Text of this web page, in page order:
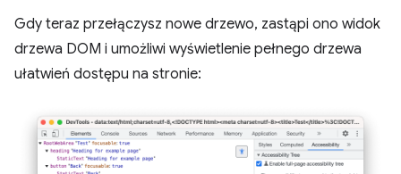
Gdy teraz przełączysz nowe drzewo, zastąpi ono widok
drzewa DOM i umożliwi wyświetlenie pełnego drzewa
ułatwień dostępu na stronie: